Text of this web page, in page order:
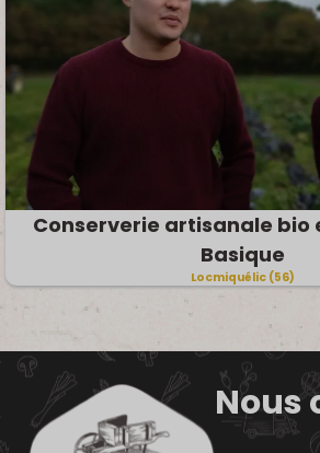
Conserverie artisanale bio
Basique
Locmiquélic (56)
Nous